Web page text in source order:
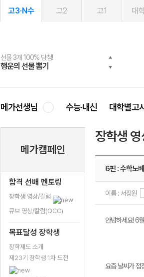
고3·N수 고2 고1 대
선물 3개 100% 당첨!
행운의 선물 뽑기
선물 100% 증정!
메가스터디 X 올리브
여름방학 스터디 캐시백
메가런 썸머스쿨
2027 러셀 단과
강사 공개선발
스마트러닝앱
설문 EVENT
메가패스
3일 무료 체험권
메가패스 수강생 무료혜택!
메가클럽 멤버십
사회공헌 캠페인
희망이룸 메가나눔
메가선생님 수능·내신 대학별고
메가캠페인
합격 선배 멘토링
장학생 영상/칼럼
큐브 영상/칼럼(QCC)
목표달성 장학생
장학제도 소개
제23기 장학생 1차 도전
장학생
6편 : 수학노
이름 : 서장원
안녕하세요! 6
요즘 날씨가 점